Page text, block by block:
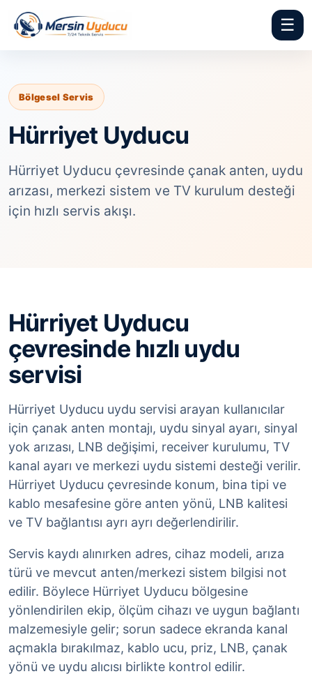
☰
Bölgesel Servis
Hürriyet Uyducu
Hürriyet Uyducu çevresinde çanak anten, uydu
arızası, merkezi sistem ve TV kurulum desteği
için hızlı servis akışı.
Hürriyet Uyducu
çevresinde hızlı uydu
servisi
Hürriyet Uyducu uydu servisi arayan kullanıcılar
için çanak anten montajı, uydu sinyal ayarı, sinyal
yok arızası, LNB değişimi, receiver kurulumu, TV
kanal ayarı ve merkezi uydu sistemi desteği verilir.
Hürriyet Uyducu çevresinde konum, bina tipi ve
kablo mesafesine göre anten yönü, LNB kalitesi
ve TV bağlantısı ayrı ayrı değerlendirilir.
Servis kaydı alınırken adres, cihaz modeli, arıza
türü ve mevcut anten/merkezi sistem bilgisi not
edilir. Böylece Hürriyet Uyducu bölgesine
yönlendirilen ekip, ölçüm cihazı ve uygun bağlantı
malzemesiyle gelir; sorun sadece ekranda kanal
açmakla bırakılmaz, kablo ucu, priz, LNB, çanak
yönü ve uydu alıcısı birlikte kontrol edilir.